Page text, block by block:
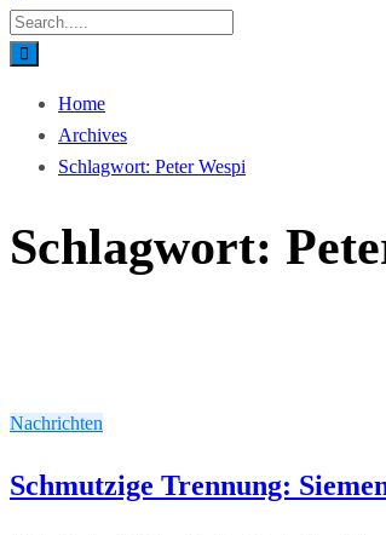
Home
Archives
Schlagwort: Peter Wespi
Schlagwort:
Nachrichten
Schmutzige Trennung: